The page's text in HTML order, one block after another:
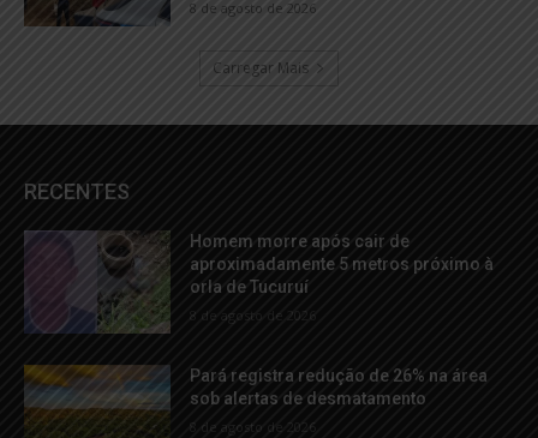
8 de agosto de 2026
Carregar Mais
RECENTES
Homem morre após cair de
aproximadamente 5 metros próximo à
orla de Tucuruí
8 de agosto de 2026
Pará registra redução de 26% na área
sob alertas de desmatamento
8 de agosto de 2026